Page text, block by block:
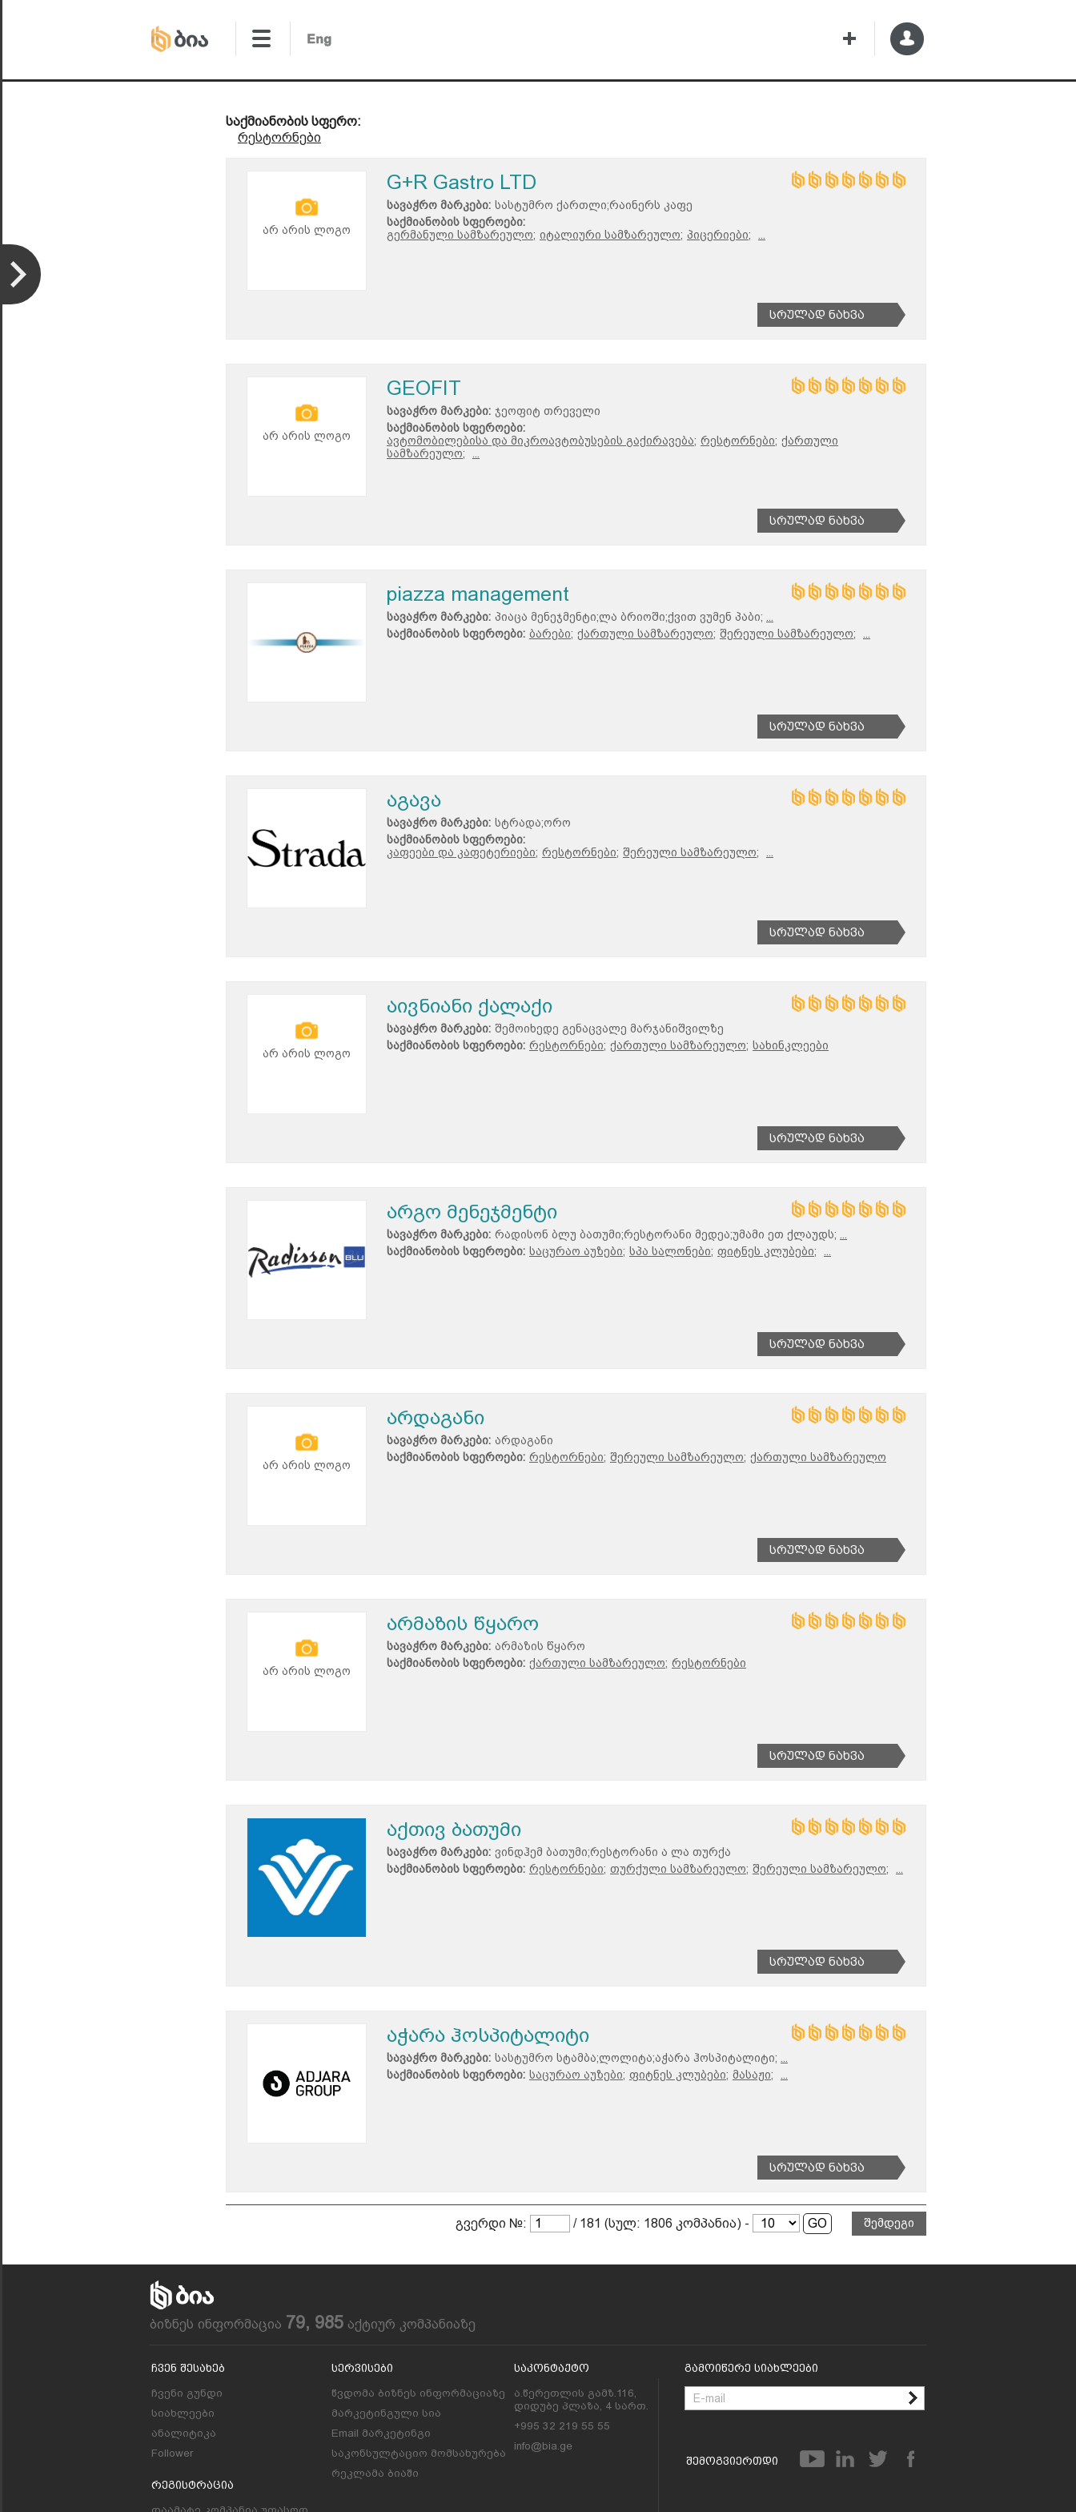
საქმიანობის სფერო:
რესტორნები
არ არის ლოგო
G+R Gastro LTD
სავაჭრო მარკები: სასტუმრო ქართლი;რაინერს კაფე
საქმიანობის სფეროები:
გერმანული სამზარეულო; იტალიური სამზარეულო; პიცერიები;
Სრულად Ნახვა
არ არის ლოგო
GEOFIT
სავაჭრო მარკები: ჯეოფიტ თრეველი
საქმიანობის სფეროები:
ავტომობილებისა და მიკროავტობუსების გაქირავება; რესტორნები; ქართული
სამზარეულო;
Სრულად Ნახვა
piazza management
სავაჭრო მარკები: პიაცა მენეჯმენტი;ლა ბრიოში;ქვით ვუმენ პაბი;
საქმიანობის სფეროები: ბარები; ქართული სამზარეულო; შერეული სამზარეულო;
Სრულად Ნახვა
აგავა
სავაჭრო მარკები: სტრადა;ორო
საქმიანობის სფეროები:
კაფეები და კაფეტერიები; რესტორნები; შერეული სამზარეულო;
Სრულად Ნახვა
არ არის ლოგო
აივნიანი ქალაქი
სავაჭრო მარკები: შემოიხედე გენაცვალე მარჯანიშვილზე
საქმიანობის სფეროები: რესტორნები; ქართული სამზარეულო; სახინკლეები
Სრულად Ნახვა
არგო მენეჯმენტი
სავაჭრო მარკები: რადისონ ბლუ ბათუმი;რესტორანი მედეა;უმამი ეთ ქლაუდს;
საქმიანობის სფეროები: საცურაო აუზები; სპა სალონები; ფიტნეს კლუბები;
Სრულად Ნახვა
არ არის ლოგო
არდაგანი
სავაჭრო მარკები: არდაგანი
საქმიანობის სფეროები: რესტორნები; შერეული სამზარეულო; ქართული სამზარეულო
Სრულად Ნახვა
არ არის ლოგო
არმაზის წყარო
სავაჭრო მარკები: არმაზის წყარო
საქმიანობის სფეროები: ქართული სამზარეულო; რესტორნები
Სრულად Ნახვა
აქთივ ბათუმი
სავაჭრო მარკები: ვინდჰემ ბათუმი;რესტორანი ა ლა თურქა
საქმიანობის სფეროები: რესტორნები; თურქული სამზარეულო; შერეული სამზარეულო;
Სრულად Ნახვა
აჭარა ჰოსპიტალიტი
სავაჭრო მარკები: სასტუმრო სტამბა;ლოლიტა;აჭარა ჰოსპიტალიტი;
საქმიანობის სფეროები: საცურაო აუზები; ფიტნეს კლუბები; მასაჟი;
Სრულად Ნახვა
შემდეგი
გვერდი №: / 181 (სულ: 1806 კომპანია) -
ბიზნეს ინფორმაცია 79, 985 აქტიურ კომპანიაზე
Ჩვენ Შესახებ
ჩვენი გუნდი
სიახლეები
ანალიტიკა
Follower
Რეგისტრაცია
Სერვისები
წვდომა ბიზნეს ინფორმაციაზე
მარკეტინგული სია
Email მარკეტინგი
საკონსულტაციო მომსახურება
რეკლამა ბიაში
Საკონტაქტო
ა.წერეთლის გამზ.116,
დიდუბე პლაზა, 4 სართ.
+995 32 219 55 55
info@bia.ge
Გამოიწერე Სიახლეები
Შემოგვიერთდი